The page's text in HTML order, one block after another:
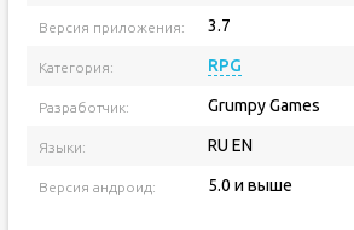
Версия приложения: 3.7
Категория: RPG
Разработчик: Grumpy Games
Языки: RU EN
Версия андроид: 5.0 и выше